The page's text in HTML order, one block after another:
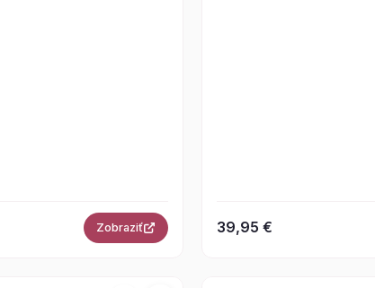
Zobraziť 39,95 €